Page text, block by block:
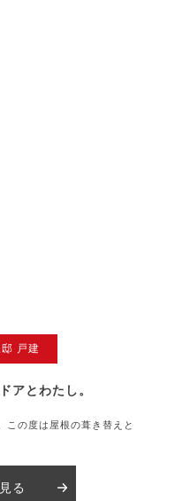
戸建
アとわたし。
この度は屋根の葺き替えと
る